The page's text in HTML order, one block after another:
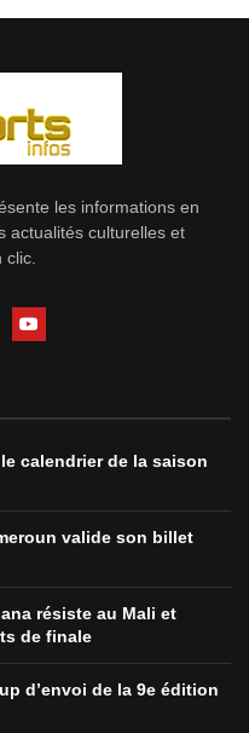
les informations en
actualités culturelles et
calendrier de la saison
valide son billet
résiste au Mali et
de finale
d’envoi de la 9e édition